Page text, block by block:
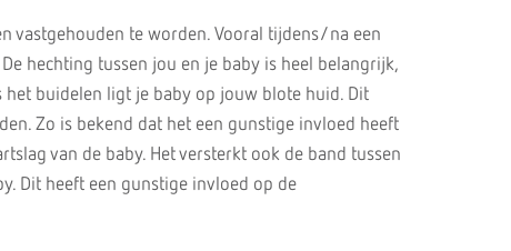
vastgehouden te worden. Vooral tijdens/na een
hechting tussen jou en je baby is heel belangrijk,
buidelen ligt je baby op jouw blote huid. Dit
Zo is bekend dat het een gunstige invloed heeft
van de baby. Het versterkt ook de band tussen
Dit heeft een gunstige invloed op de